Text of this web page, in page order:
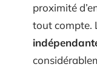
proximité
tout compte.